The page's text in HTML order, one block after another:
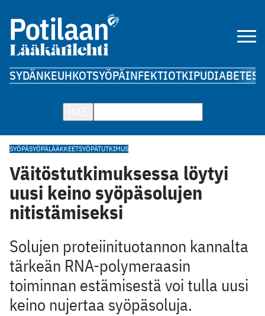
SYDÄNKEUHKOTSYÖPÄINFEKTIOTKIPUDIABETES
SYÖPÄSYÖPÄLÄÄKKEETSYÖPÄTUTKIMUS
Väitöstutkimuksessa löytyi
uusi keino syöpäsolujen
nitistämiseksi
Solujen proteiinituotannon kannalta
tärkeän RNA-polymeraasin
toiminnan estämisestä voi tulla uusi
keino nujertaa syöpäsoluja.